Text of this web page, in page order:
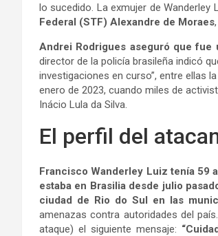
lo sucedido. La exmujer de Wanderley
Federal (STF) Alexandre de Moraes
Andrei Rodrigues aseguró que fue
director de la policía brasileña indicó
investigaciones en curso”, entre ellas
enero de 2023, cuando miles de
Inácio Lula da Silva.
El perfil del
Francisco Wanderley Luiz tenía 59
estaba en Brasilia desde julio
ciudad de Rio do Sul en las
amenazas contra autoridades del
ataque) el siguiente mensaje: